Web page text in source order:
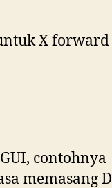
X forward
contohnya
memasang